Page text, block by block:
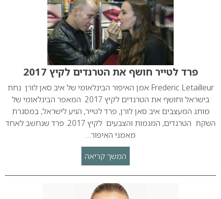
פרד לטייר חושף את הטרנדים לקיץ 2017
Frederic Letailleur אמן האיפור הבינלאומי של איב סאן לורן נחת
בישראל וחושף את הטרנדים לקיץ 2017 המאפר הבינלאומי של
מותג המעצבים איב סאן לורן, פרד לטייר, הגיע לישראל, במסגרת
השקת הטרנדים, המגמות והצבעים לקיץ 2017. פרד שנחשב לאחד
מאמני האיפור…
המשך קריאה